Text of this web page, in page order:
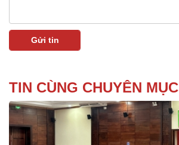
TIN CÙNG CHUYÊN MỤC